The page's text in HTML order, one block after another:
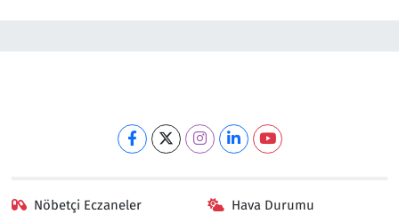
Nöbetçi Eczaneler Hava Durumu